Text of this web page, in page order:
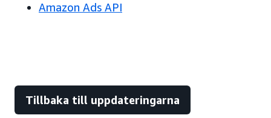
Amazon Ads API
Tillbaka till uppdateringarna